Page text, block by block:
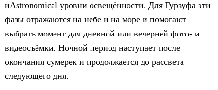
иAstronomical уровни освещённости. Для Гурзуфа эти
фазы отражаются на небе и на море и помогают
выбрать момент для дневной или вечерней фото- и
видеосъёмки. Ночной период наступает после
окончания сумерек и продолжается до рассвета
следующего дня.